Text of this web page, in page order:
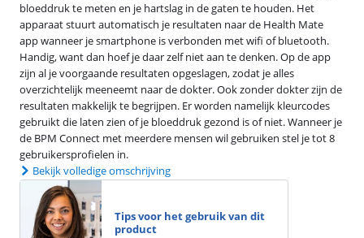
bloeddruk te meten en je hartslag in de gaten te houden. Het
apparaat stuurt automatisch je resultaten naar de Health Mate
app wanneer je smartphone is verbonden met wifi of bluetooth.
Handig, want dan hoef je daar zelf niet aan te denken. Op de app
zijn al je voorgaande resultaten opgeslagen, zodat je alles
overzichtelijk meeneemt naar de dokter. Ook zonder dokter zijn de
resultaten makkelijk te begrijpen. Er worden namelijk kleurcodes
gebruikt die laten zien of je bloeddruk gezond is of niet. Wanneer je
de BPM Connect met meerdere mensen wil gebruiken stel je tot 8
gebruikersprofielen in.
Bekijk volledige omschrijving
Tips voor het gebruik van dit
product